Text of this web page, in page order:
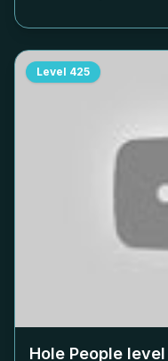
Level 425
Hole People level